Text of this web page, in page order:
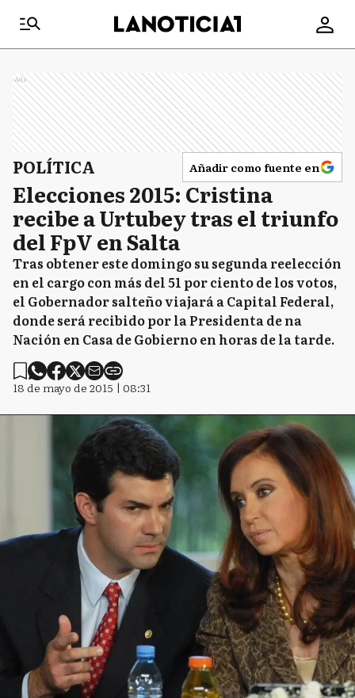
Ads
POLÍTICA Añadir como fuente en
Elecciones 2015: Cristina
recibe a Urtubey tras el triunfo
del FpV en Salta
Tras obtener este domingo su segunda reelección
en el cargo con más del 51 por ciento de los votos,
el Gobernador salteño viajará a Capital Federal,
donde será recibido por la Presidenta de na
Nación en Casa de Gobierno en horas de la tarde.
18 de mayo de 2015 | 08:31